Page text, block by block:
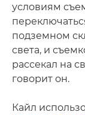
условиям
подземном
света, и
рассекал на
говорит он.
Кайл